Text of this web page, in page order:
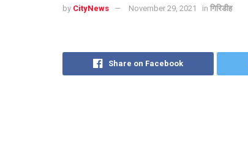
by CityNews November 29, 2021 in गिरिडीह
Share on Facebook